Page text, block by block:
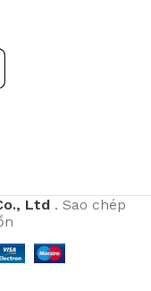
Ltd. Sao chép